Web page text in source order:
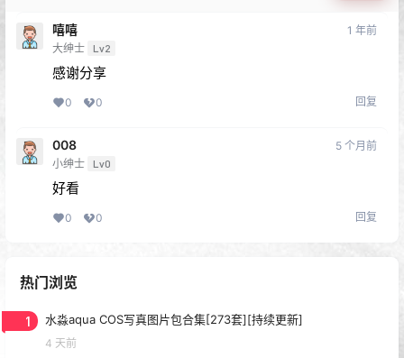
嘻嘻
大绅士 Lv2
1 年前
感谢分享
0 0 回复
008
小绅士 Lv0
5 个月前
好看
0 0 回复
热门浏览
1 水淼aqua COS写真图片包合集[273套][持续更新]
4 天前